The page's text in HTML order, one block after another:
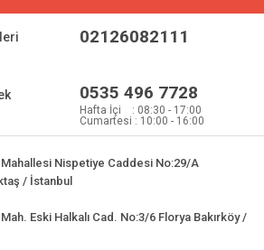
02126082111
0535 496 7728
Hafta İçi : 08:30 - 17:00
Cumartesi : 10:00 - 16:00
Mahallesi Nispetiye Caddesi No:29/A
/ İstanbul
Eski Halkalı Cad. No:3/6 Florya Bakırköy /